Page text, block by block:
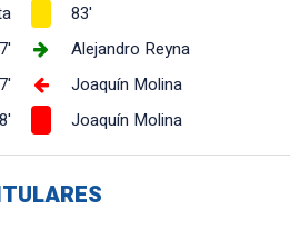
83'
Alejandro Reyna
Joaquín Molina
Joaquín Molina